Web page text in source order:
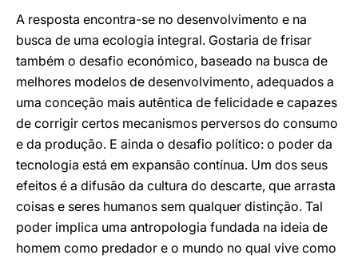
A resposta encontra-se no desenvolvimento e na
busca de uma ecologia integral. Gostaria de frisar
também o desafio económico, baseado na busca de
melhores modelos de desenvolvimento, adequados a
uma conceção mais autêntica de felicidade e capazes
de corrigir certos mecanismos perversos do consumo
e da produção. E ainda o desafio político: o poder da
tecnologia está em expansão contínua. Um dos seus
efeitos é a difusão da cultura do descarte, que arrasta
coisas e seres humanos sem qualquer distinção. Tal
poder implica uma antropologia fundada na ideia de
homem como predador e o mundo no qual vive como